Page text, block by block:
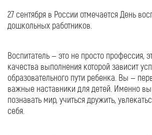
27 сентября в России отмечается День
дошкольных работников.
Воспитатель — это не просто профессия,
качества выполнения которой зависит
образовательного пути ребенка. Вы —
важные наставники для детей. Именно
познавать мир, учиться дружить,
себя.